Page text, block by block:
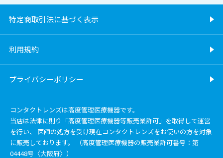
特定商取引法に基づく表示
利用規約
プライバシーポリシー
コンタクトレンズは高度管理医療機器です。
当店は法律に則り「高度管理医療機器等販売業許可」を取得して運営
を行い、 医師の処方を受け現在コンタクトレンズをお使いの方を対象
に販売しております。 （高度管理医療機器の販売業許可番号：第
04448号〈大阪府〉）